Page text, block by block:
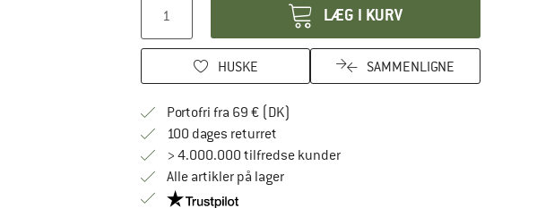
LÆG I KURV
HUSKE SAMMENLIGNE
Portofri fra 69 € (DK)
100 dages returretGå til returretten her Åbnes i en infoboks
> 4.000.000 tilfredse kunder
Alle artikler på lager
Vi er Trustpilot-certificeret - oplysningerne får du